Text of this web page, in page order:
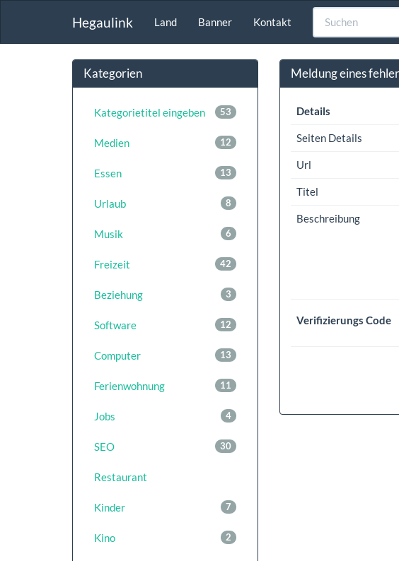
Hegaulink Land Banner Kontakt
Kategorien
53
Kategorietitel eingeben
12
Medien
13
Essen
8
Urlaub
6
Musik
42
Freizeit
3
Beziehung
12
Software
13
Computer
11
Ferienwohnung
4
Jobs
30
SEO
Restaurant
7
Kinder
2
Kino
Meldung eines
Details
Seiten Details
Url
Titel
Beschreibung
Verifizierungs Code